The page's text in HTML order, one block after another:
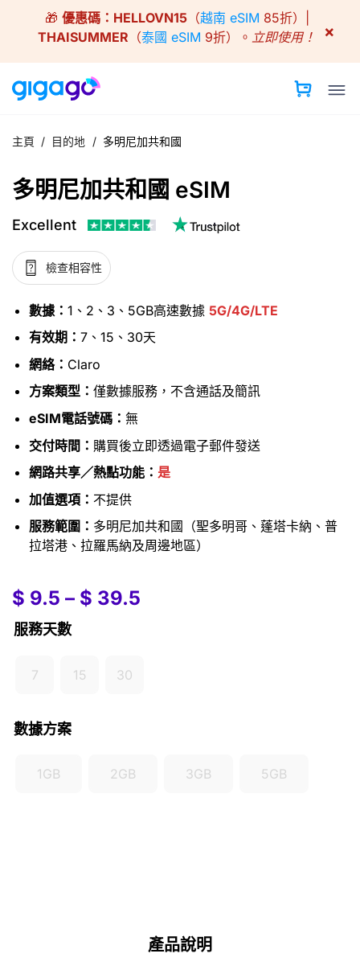
🎁 優惠碼： HELLOVN15（越南 eSIM 85折）|
THAISUMMER （泰國 eSIM 9折）。 立即使用！ ×
主頁 / 目的地 / 多明尼加共和國
多明尼加共和國 eSIM
Excellent
檢查相容性
數據： 1、2、3、5GB高速數據 5G/4G/LTE
有效期： 7、15、30天
網絡： Claro
方案類型： 僅數據服務，不含通話及簡訊
eSIM電話號碼： 無
交付時間： 購買後立即透過電子郵件發送
網路共享／熱點功能： 是
加值選項： 不提供
服務範圍： 多明尼加共和國（聖多明哥、蓬塔卡納、普
拉塔港、拉羅馬納及周邊地區）
$ 9.5 – $ 39.5
服務天數
7 15 30
數據方案
1GB 2GB 3GB 5GB
產品說明